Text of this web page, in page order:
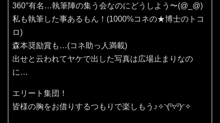
360°有名…執筆陣の集う会なのにどうしよう〜(⁠@⁠_⁠@⁠)
私も執筆した事あるもん！(1000%コネの★博士のトコ
ロ)
森本奨励賞も…(コネ助っ人満載)
出せと云われてヤケで出した写真は広場止まりなの
に…
エリート集団！
皆様の胸をお借りするつもりで楽しもう♪✧⁠◝⁠(⁠⁰⁠▿⁠⁰⁠)⁠◜⁠✧